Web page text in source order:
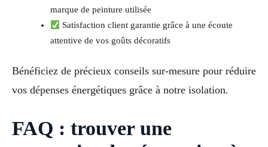
marque de peinture utilisée
Satisfaction client garantie grâce à une écoute
attentive de vos goûts décoratifs
Bénéficiez de précieux conseils sur-mesure pour réduire
vos dépenses énergétiques grâce à notre isolation.
FAQ : trouver une